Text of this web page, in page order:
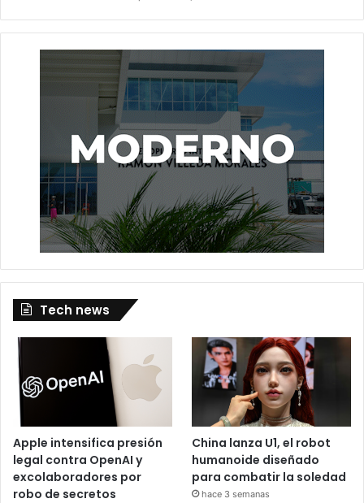
Tech news
Apple intensifica presión
legal contra OpenAI y
excolaboradores por
robo de secretos
China lanza U1, el robot
humanoide diseñado
para combatir la soledad
hace 3 semanas